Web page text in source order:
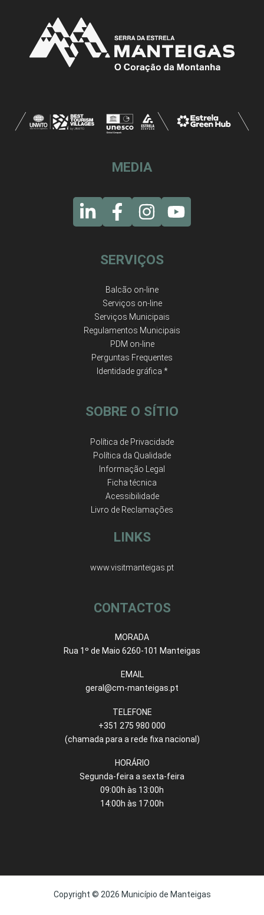
MEDIA
SERVIÇOS
Balcão on-line
Serviços on-line
Serviços Municipais
Regulamentos Municipais
PDM on-line
Perguntas Frequentes
Identidade gráfica *
SOBRE O SÍTIO
Política de Privacidade
Política da Qualidade
Informação Legal
Ficha técnica
Acessibilidade
Livro de Reclamações
LINKS
www.visitmanteigas.pt
CONTACTOS
MORADA
Rua 1º de Maio 6260-101 Manteigas
EMAIL
geral@cm-manteigas.pt
TELEFONE
+351 275 980 000
(chamada para a rede fixa nacional)
HORÁRIO
Segunda-feira a sexta-feira
09:00h às 13:00h
14:00h às 17:00h
Copyright © 2026 Município de Manteigas